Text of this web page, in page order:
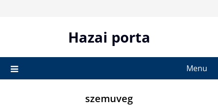
Hazai porta
Menu
szemuveg